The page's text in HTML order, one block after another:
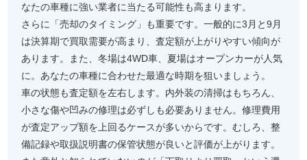
なたの車種に強い業者に当たる可能性も高まります。
さらに「売却のタイミング」も重要です。一般的に3月と9月
は決算期で買取需要が高まり、査定額が上がりやすい傾向が
あります。また、冬場は4WD車、夏場はオープンカーが人気
に。あなたの車種に合わせた最適な時期を狙いましょう。
車の状態も査定額を左右します。内外装の清掃はもちろん、
小さな傷や凹みの修理は必ずしも必要ありません。修理費用
が査定アップ額を上回るケースが多いからです。むしろ、整
備記録や取扱説明書の保管状態が良いと評価が上がります。